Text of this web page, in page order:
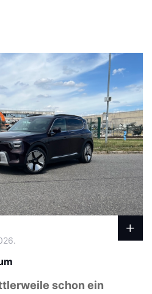
schon ein